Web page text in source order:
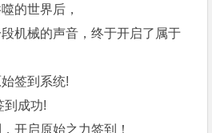
的世界后，
机械的声音，终于开启了属于
签到系统!
到成功!
开启原始之力签到！